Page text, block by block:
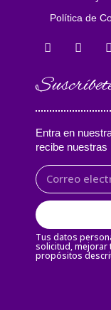
Política de
Entra en
recibe nuestras
Tus datos
solicitud, mejorar
propósitos